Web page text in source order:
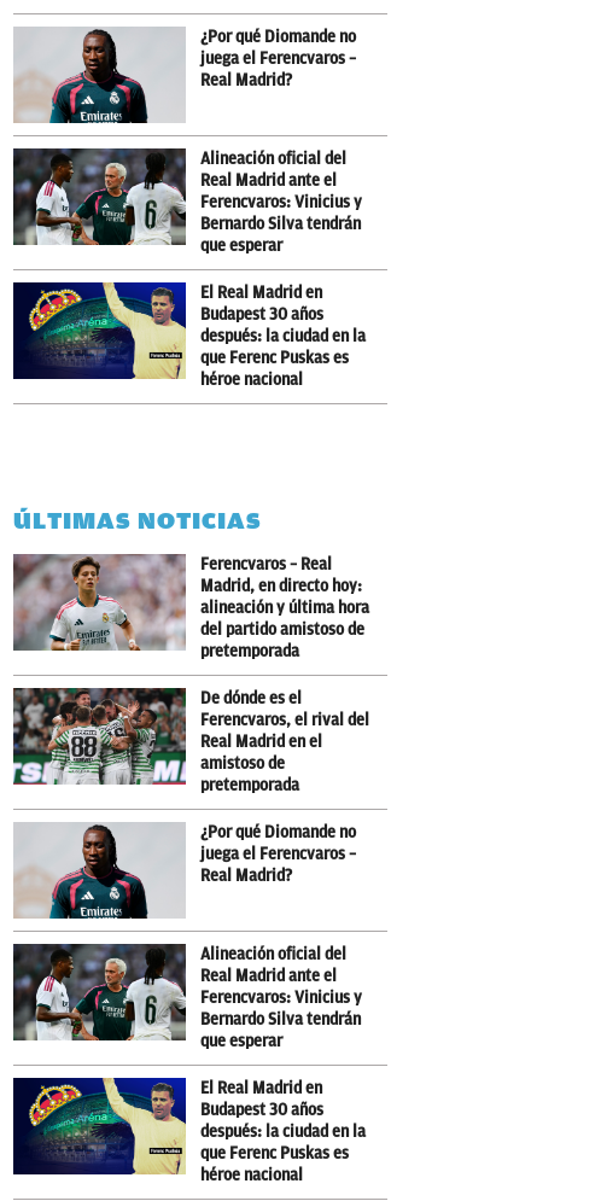
¿Por qué Diomande no
juega el Ferencvaros –
Real Madrid?
Alineación oficial del
Real Madrid ante el
Ferencvaros: Vinicius y
Bernardo Silva tendrán
que esperar
El Real Madrid en
Budapest 30 años
después: la ciudad en la
que Ferenc Puskas es
héroe nacional
ÚLTIMAS NOTICIAS
Ferencvaros – Real
Madrid, en directo hoy:
alineación y última hora
del partido amistoso de
pretemporada
De dónde es el
Ferencvaros, el rival del
Real Madrid en el
amistoso de
pretemporada
¿Por qué Diomande no
juega el Ferencvaros –
Real Madrid?
Alineación oficial del
Real Madrid ante el
Ferencvaros: Vinicius y
Bernardo Silva tendrán
que esperar
El Real Madrid en
Budapest 30 años
después: la ciudad en la
que Ferenc Puskas es
héroe nacional